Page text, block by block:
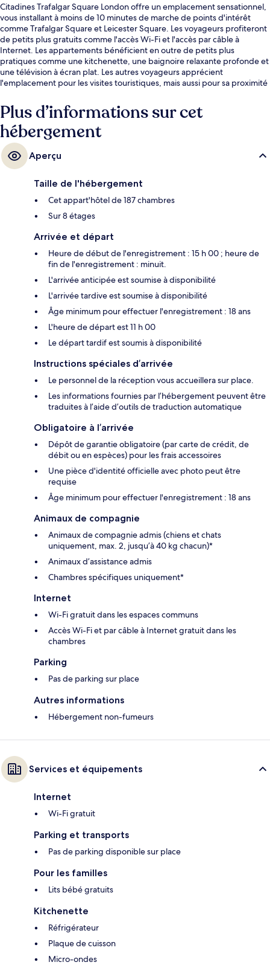
Citadines Trafalgar Square London offre un emplacement sensationnel,
vous installant à moins de 10 minutes de marche de points d'intérêt
comme Trafalgar Square et Leicester Square. Les voyageurs profiteront
de petits plus gratuits comme l'accès Wi-Fi et l'accès par câble à
Internet. Les appartements bénéficient en outre de petits plus
pratiques comme une kitchenette, une baignoire relaxante profonde et
une télévision à écran plat. Les autres voyageurs apprécient
l'emplacement pour les visites touristiques, mais aussi pour sa proximité
pied et Station de métro Charing Cross, à 4 min de marche.
Plus d’informations sur cet
hébergement
Aperçu
Taille de l'hébergement
Cet appart'hôtel de 187 chambres
Sur 8 étages
Arrivée et départ
Heure de début de l'enregistrement : 15 h 00 ; heure de
fin de l'enregistrement : minuit.
L'arrivée anticipée est soumise à disponibilité
L'arrivée tardive est soumise à disponibilité
Âge minimum pour effectuer l'enregistrement : 18 ans
L'heure de départ est 11 h 00
Le départ tardif est soumis à disponibilité
Instructions spéciales d’arrivée
Le personnel de la réception vous accueillera sur place.
Les informations fournies par l’hébergement peuvent être
traduites à l’aide d’outils de traduction automatique
Obligatoire à l’arrivée
Dépôt de garantie obligatoire (par carte de crédit, de
débit ou en espèces) pour les frais accessoires
Une pièce d'identité officielle avec photo peut être
requise
Âge minimum pour effectuer l'enregistrement : 18 ans
Animaux de compagnie
Animaux de compagnie admis (chiens et chats
uniquement, max. 2, jusqu’à 40 kg chacun)*
Animaux d’assistance admis
Chambres spécifiques uniquement*
Internet
Wi-Fi gratuit dans les espaces communs
Accès Wi-Fi et par câble à Internet gratuit dans les
chambres
Parking
Pas de parking sur place
Autres informations
Hébergement non-fumeurs
Services et équipements
Internet
Wi-Fi gratuit
Parking et transports
Pas de parking disponible sur place
Pour les familles
Lits bébé gratuits
Kitchenette
Réfrigérateur
Plaque de cuisson
Micro-ondes